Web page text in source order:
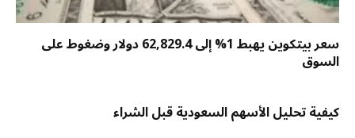
سعر بيتكوين يهبط 1% إلى 62,829.4 دولار وضغوط على
السوق
كيفية تحليل الأسهم السعودية قبل الشراء